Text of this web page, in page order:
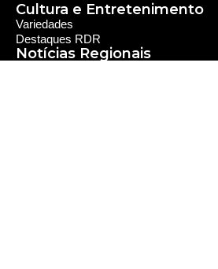
Cultura e Entretenimento
Notícias Regionais
Variedades
Destaques RDR